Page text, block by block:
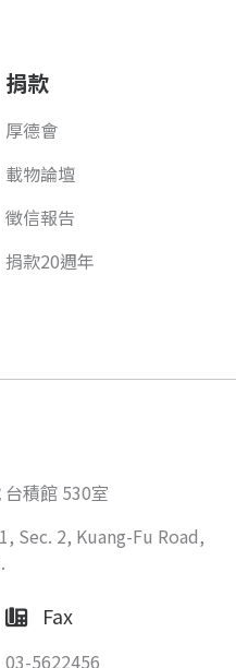
捐款
厚德會
載物論壇
徵信報告
捐款20週年
積館 530室
Sec. 2, Kuang-Fu Road,
Fax
03-5622456